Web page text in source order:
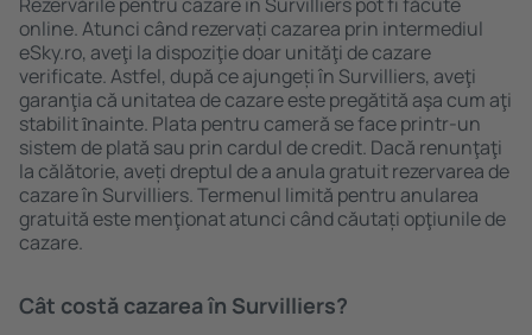
online. Atunci când rezervați cazarea prin intermediul
eSky.ro, aveţi la dispoziţie doar unităţi de cazare
verificate. Astfel, după ce ajungeți în Survilliers, aveţi
garanţia că unitatea de cazare este pregătită aşa cum aţi
stabilit ȋnainte. Plata pentru cameră se face printr-un
sistem de plată sau prin cardul de credit. Dacă renunţaţi
la călătorie, aveți dreptul de a anula gratuit rezervarea de
cazare în Survilliers. Termenul limită pentru anularea
gratuită este menţionat atunci când căutați opţiunile de
cazare.
Cât costă cazarea în Survilliers?